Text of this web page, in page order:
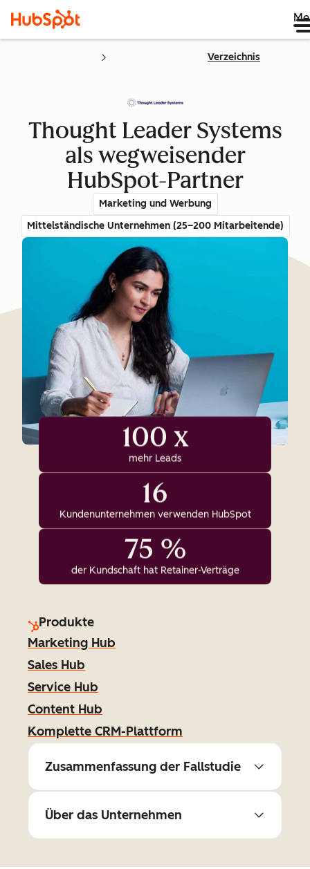
Verzeichnis
Thought Leader Systems
als wegweisender
HubSpot-Partner
Marketing und Werbung
Mittelständische Unternehmen (25–200 Mitarbeitende)
100 x
mehr Leads
16
Kundenunternehmen verwenden HubSpot
75 %
der Kundschaft hat Retainer-Verträge
Produkte
Marketing Hub
Sales Hub
Service Hub
Content Hub
Komplette CRM-Plattform
Zusammenfassung der Fallstudie
Über das Unternehmen